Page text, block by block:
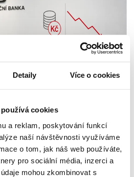
Detaily Více o cookies
cookies
a reklam, poskytování funkcí
naší návštěvnosti využíváme
o tom, jak náš web používáte,
pro sociální média, inzerci a
mohou zkombinovat s
pokles zisku
plastický obrázek dnešního
straně jí podle zadaného rámce
korun, na druhé ale dál výrazně